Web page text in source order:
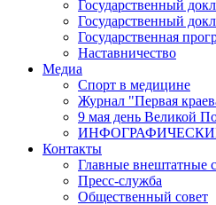
Государственный
Государственный
Государственная
Наставничество
Медиа
Спорт в медицине
Журнал "Первая
9 мая день Великой
Контакты
Главные внештатные
Пресс-служба
Общественный совет